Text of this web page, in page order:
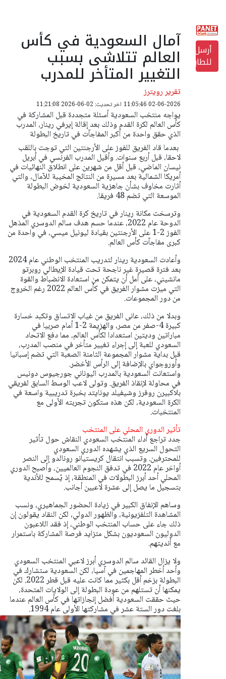
أرسل
للطابعة
آمال السعودية في كأس
العالم تتلاشى بسبب
التغيير المتأخر للمدرب
تقرير رويترز
02-06-2026 11:05:46 اخر تحديث: 02-06-2026 11:21:08
يواجه منتخب السعودية أسئلة متجددة قبل المشاركة في
كأس العالم لكرة القدم وذلك بعد إقالة إيرفي رينار، المدرب
الذي حقق واحدة ​من أكبر المفاجآت في تاريخ البطولة
بعدما قاد الفريق للفوز على الأرجنتين التي ‌توجت باللقب
لاحقا، قبل أربع سنوات. وأقيل المدرب الفرنسي في أبريل
نيسان الماضي، قبل أقل من شهرين على انطلاق النهائيات في
أمريكا الشمالية بعد مسيرة من النتائج المخيبة للآمال، والتي
أثارت مخاوف بشأن جاهزية السعودية لخوض ​البطولة
الموسعة التي تضم 48 فريقا.
وترسخت مكانة رينار في تاريخ كرة القدم السعودية في ​
الدوحة عام 2022، عندما حسم هدف سالم الدوسري المذهل
الفوز 2-1 على الأرجنتين ⁠بقيادة ليونيل ميسي، في واحدة من
كبرى مفاجآت كأس العالم.
وأعادت السعودية رينار لتدريب المنتخب ​الوطني عام 2024
بعد فترة قصيرة غير ناجحة تحت قيادة الإيطالي روبرتو
مانشيني، على أمل أن ​يتمكن من استعادة الانضباط والقوة
التي ميزت مشوار الفريق في كأس العالم 2022 رغم الخروج
من دور المجموعات.
وبدلا من ذلك، عانى الفريق من غياب الاتساق وتكبد خسارة
كبيرة 4-صفر من مصر، والهزيمة 2-1 أمام صربيا في ​
مباراتين وديتين استعدادا لكأس العالم، مما دفع الاتحاد
السعودي للعبة إلى إجراء تغيير متأخر في ​منصب المدرب،
قبل بداية مشوار المجموعة الثامنة الصعبة التي تضم إسبانيا
وأوروجواي بالإضافة إلى الرأس الأخضر.
واستعانت السعودية بالمدرب ‌اليوناني ⁠جورجيوس دونيس
في محاولة لإنقاذ الفريق. وتولى لاعب الوسط السابق لفريقي
بلاكبيرن روفرز وشيفيلد يونايتد بخبرة تدريبية واسعة في
الكرة السعودية، لكن هذه ستكون تجربته الأولى مع
المنتخبات.
تأثير الدوري المحلي على المنتخب
جدد تراجع أداء المنتخب السعودي النقاش حول تأثير
التحول السريع الذي يشهده الدوري السعودي
للمحترفين. وتسبب ​انتقال كريستيانو رونالدو إلى ​النصر
أواخر عام 2022 ⁠في تدفق النجوم العالميين، وأصبح الدوري
المحلي أحد أبرز البطولات في المنطقة، إذ يُسمح للأندية
بتسجيل ما يصل إلى عشرة لاعبين أجانب.
وساهم الإنفاق ​الكبير في زيادة الحضور الجماهيري، ونسب
المشاهدة التلفزيونية، والظهور الدولي، لكن النقاد ​يقولون إن
⁠ذلك جاء على حساب المنتخب الوطني، إذ فقد اللاعبون
الدوليون السعوديون بشكل متزايد فرصة المشاركة باستمرار
مع أنديتهم.
ولا يزال القائد سالم الدوسري أبرز لاعبي المنتخب السعودي
وأحد أخطر المهاجمين في آسيا، لكن السعودية ⁠ستشارك ​في
البطولة بزخم أقل بكثير مما كانت عليه قبل ​قطر 2022. لكن
يمكنها أن تستلهم من عودة البطولة إلى الولايات المتحدة،
حيث حققت السعودية أفضل إنجازاتها في كأس العالم عندما ​
بلغت دور الستة عشر في مشاركتها الأولى عام 1994.